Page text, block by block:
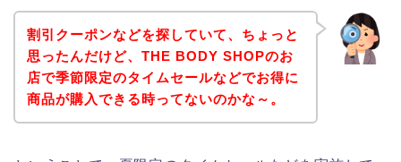
割引クーポンなどを探していて、ちょっと
思ったんだけど、THE BODY SHOPのお
店で季節限定のタイムセールなどでお得に
商品が購入できる時ってないのかな～。